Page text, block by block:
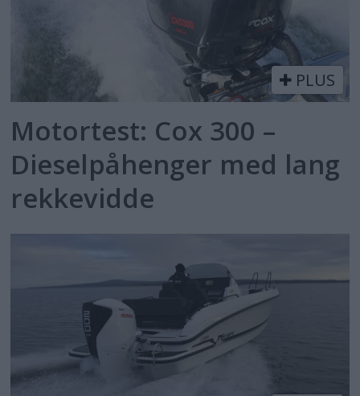
PLUS
Motortest: Cox 300 –
Dieselpåhenger med lang
rekkevidde